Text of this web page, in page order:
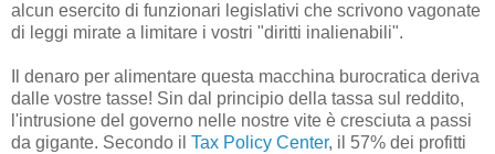
alcun esercito di funzionari legislativi che scrivono vagonate
di leggi mirate a limitare i vostri "diritti inalienabili".
Il denaro per alimentare questa macchina burocratica deriva
dalle vostre tasse! Sin dal principio della tassa sul reddito,
l'intrusione del governo nelle nostre vite è cresciuta a passi
da gigante. Secondo il Tax Policy Center, il 57% dei profitti